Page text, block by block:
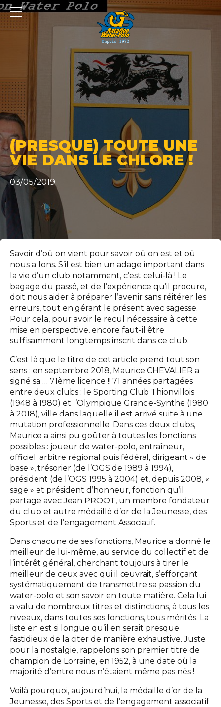
(PRESQUE) TOUTE UNE
VIE DANS LE CHLORE !
03/05/2019
Savoir d’où on vient pour savoir où on est et où
nous allons. S’il est bien un adage important dans
la vie d’un club notamment, c’est celui-là ! Le
bagage du passé, et de l’expérience qu’il procure,
doit nous aider à préparer l’avenir sans réitérer les
erreurs, tout en gérant le présent avec sagesse.
Pour cela, pour avoir le recul nécessaire à cette
mise en perspective, encore faut-il être
suffisamment longtemps inscrit dans ce club.
C’est là que le titre de cet article prend tout son
sens : en septembre 2018, Maurice CHEVALIER a
signé sa … 71ème licence !! 71 années partagées
entre deux clubs : le Sporting Club Thionvillois
(1948 à 1980) et l’Olympique Grande-Synthe (1980
à 2018), ville dans laquelle il est arrivé suite à une
mutation professionnelle. Dans ces deux clubs,
Maurice a ainsi pu goûter à toutes les fonctions
possibles : joueur de water-polo, entraîneur,
officiel, arbitre régional puis fédéral, dirigeant « de
base », trésorier (de l’OGS de 1989 à 1994),
président (de l’OGS 1995 à 2004) et, depuis 2008, «
sage » et président d’honneur, fonction qu’il
partage avec Jean PROOT, un membre fondateur
du club et autre médaillé d’or de la Jeunesse, des
Sports et de l’engagement Associatif.
Dans chacune de ses fonctions, Maurice a donné le
meilleur de lui-même, au service du collectif et de
l’intérêt général, cherchant toujours à tirer le
meilleur de ceux avec qui il œuvrait, s’efforçant
systématiquement de transmettre sa passion du
water-polo et son savoir en toute matière. Cela lui
a valu de nombreux titres et distinctions, à tous les
niveaux, dans toutes ses fonctions, tous mérités. La
liste en est si longue qu’il en serait presque
fastidieux de la citer de manière exhaustive. Juste
pour la nostalgie, rappelons son premier titre de
champion de Lorraine, en 1952, à une date où la
majorité d’entre nous n’étaient même pas nés !
Voilà pourquoi, aujourd’hui, la médaille d’or de la
Jeunesse, des Sports et de l’engagement associatif
Panneau de gestion des cookies